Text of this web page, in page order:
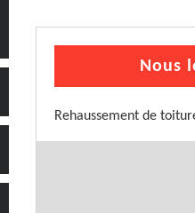
Nous
Rehaussement de